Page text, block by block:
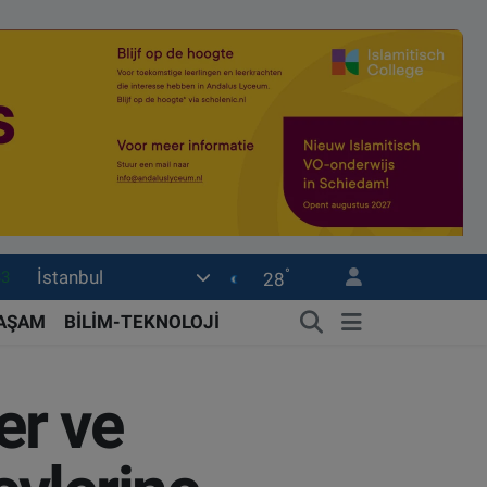
İstanbul 28°
BİLİM-TEKNOLOJİ
ve